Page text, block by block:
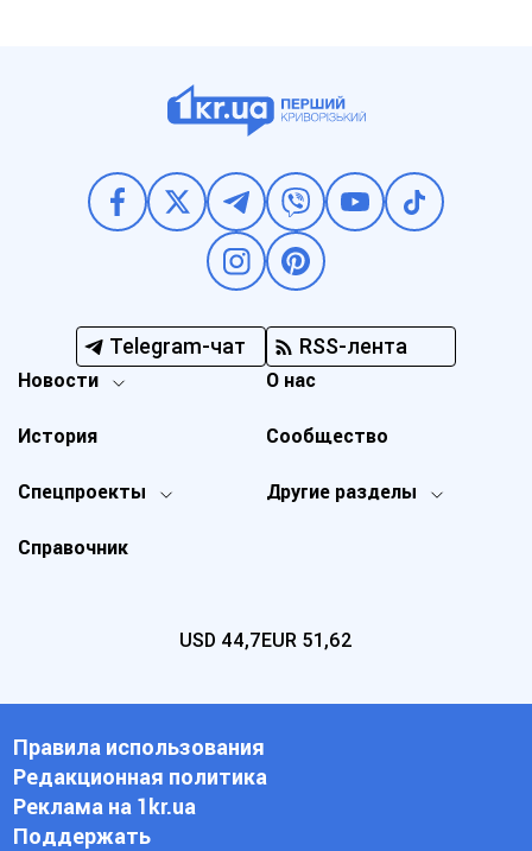
Telegram-чат RSS-лента
Новости
Спецпроекты Другие разделы
История
О нас
Справочник
Сообщество
USD 44,7EUR 51,62
Правила использования
Редакционная политика
Реклама на 1kr.ua
Поддержать